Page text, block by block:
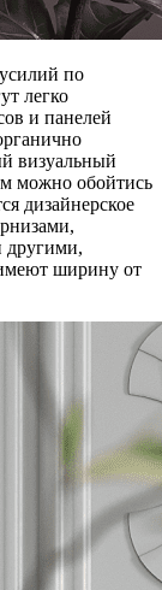
по
легко
и панелей
визуальный
можно обойтись
дизайнерское
другими,
ширину от